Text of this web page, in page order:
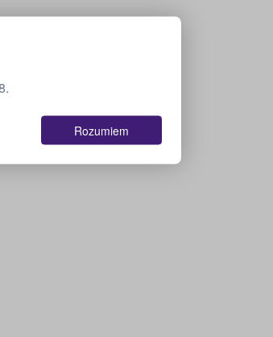
Rozumiem